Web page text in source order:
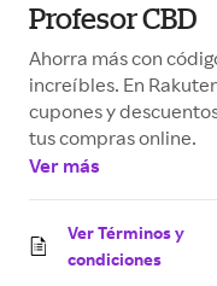
Profesor CBD
Ahorra más con
increíbles. En
cupones y
tus compras online.
Ver más
Ver Términos y
condiciones